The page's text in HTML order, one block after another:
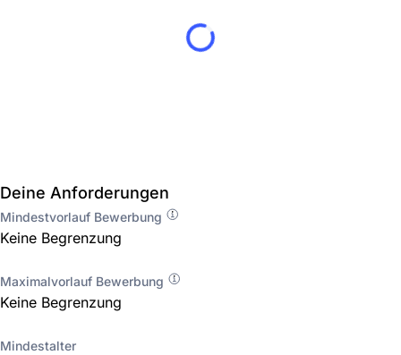
Deine Anforderungen
Mindestvorlauf Bewerbung
Keine Begrenzung
Maximalvorlauf Bewerbung
Keine Begrenzung
Mindestalter